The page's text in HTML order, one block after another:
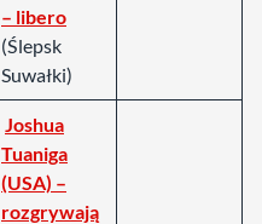
– libero
(Ślepsk
Suwałki)
Joshua
Tuaniga
(USA) –
rozgrywają